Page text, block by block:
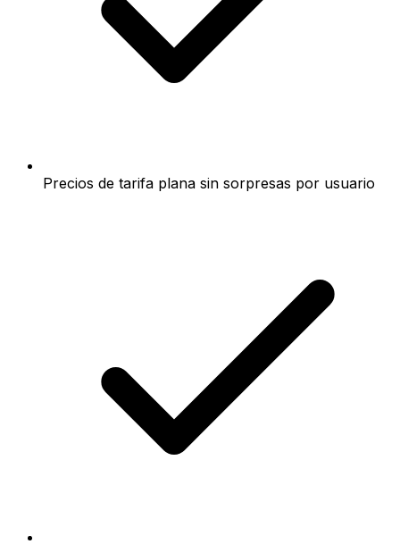
Precios de tarifa plana sin sorpresas por usuario